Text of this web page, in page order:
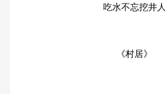
吃水不忘挖井人
《村居》